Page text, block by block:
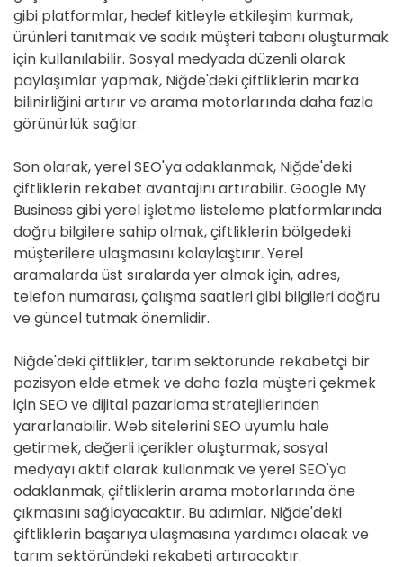
gibi platformlar, hedef kitleyle etkileşim kurmak,
ürünleri tanıtmak ve sadık müşteri tabanı oluşturmak
için kullanılabilir. Sosyal medyada düzenli olarak
paylaşımlar yapmak, Niğde'deki çiftliklerin marka
bilinirliğini artırır ve arama motorlarında daha fazla
görünürlük sağlar.
Son olarak, yerel SEO'ya odaklanmak, Niğde'deki
çiftliklerin rekabet avantajını artırabilir. Google My
Business gibi yerel işletme listeleme platformlarında
doğru bilgilere sahip olmak, çiftliklerin bölgedeki
müşterilere ulaşmasını kolaylaştırır. Yerel
aramalarda üst sıralarda yer almak için, adres,
telefon numarası, çalışma saatleri gibi bilgileri doğru
ve güncel tutmak önemlidir.
Niğde'deki çiftlikler, tarım sektöründe rekabetçi bir
pozisyon elde etmek ve daha fazla müşteri çekmek
için SEO ve dijital pazarlama stratejilerinden
yararlanabilir. Web sitelerini SEO uyumlu hale
getirmek, değerli içerikler oluşturmak, sosyal
medyayı aktif olarak kullanmak ve yerel SEO'ya
odaklanmak, çiftliklerin arama motorlarında öne
çıkmasını sağlayacaktır. Bu adımlar, Niğde'deki
çiftliklerin başarıya ulaşmasına yardımcı olacak ve
tarım sektöründeki rekabeti artıracaktır.